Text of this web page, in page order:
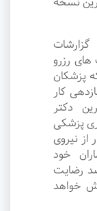
رزرو
پزشکان
کار
دکتر
پزشکی
از نیروی
خود
رضایت
خواهد